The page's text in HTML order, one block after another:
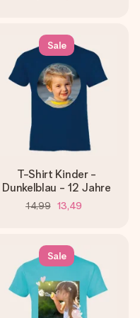
Sale
T-Shirt Kinder -
Dunkelblau - 12 Jahre
14,99 13,49
Sale